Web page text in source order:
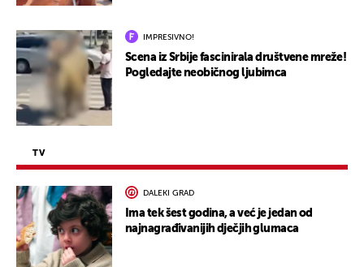
IMPRESIVNO!
Scena iz Srbije fascinirala društvene mreže!
Pogledajte neobičnog ljubimca
TV
DALEKI GRAD
Ima tek šest godina, a već je jedan od
najnagrađivanijih dječjih glumaca